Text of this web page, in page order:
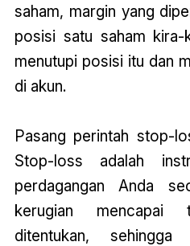
saham, margin yang
posisi satu saham
menutupi posisi itu dan
di akun.
Pasang perintah stop-
Stop-loss adalah
perdagangan Anda
kerugian
ditentukan,